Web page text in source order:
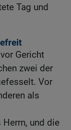
Tag und
Gericht
zwei der
Vor
als
und die